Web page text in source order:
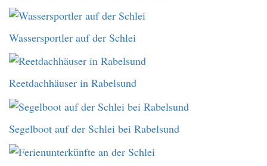
Wassersportler auf der Schlei
Reetdachhäuser in Rabelsund
Segelboot auf der Schlei bei Rabelsund